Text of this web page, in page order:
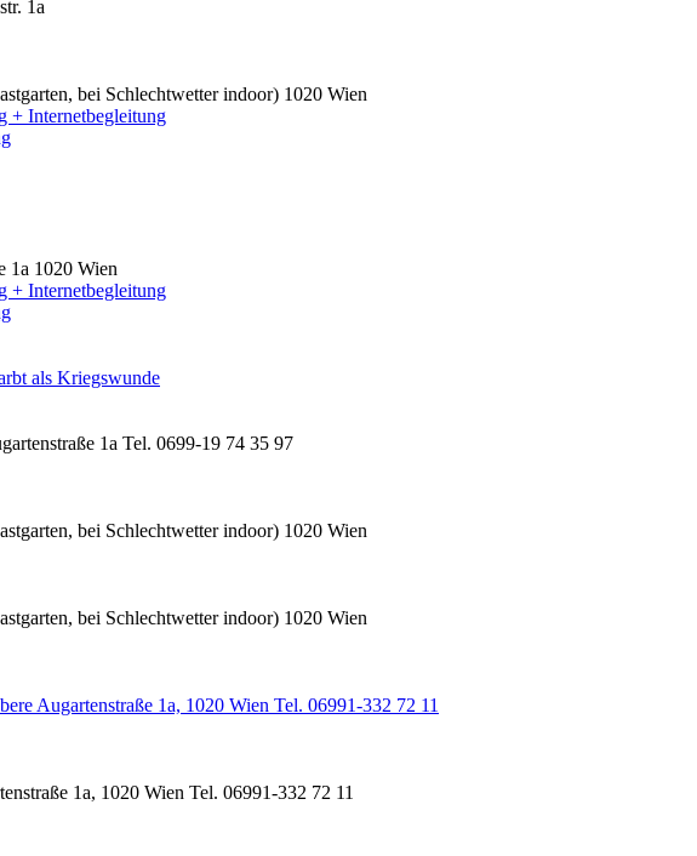
1a
bei Schlechtwetter indoor) 1020 Wien
+ Internetbegleitung
1a 1020 Wien
+ Internetbegleitung
als Kriegswunde
1a Tel. 0699-19 74 35 97
bei Schlechtwetter indoor) 1020 Wien
bei Schlechtwetter indoor) 1020 Wien
Augartenstraße 1a, 1020 Wien Tel. 06991-332 72 11
1a, 1020 Wien Tel. 06991-332 72 11